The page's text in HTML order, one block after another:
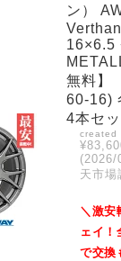
ン）
16×6.5
無料】
60-16)
4本セッ
created
(2026/
天市場
＼激安
ェイ！
で交換